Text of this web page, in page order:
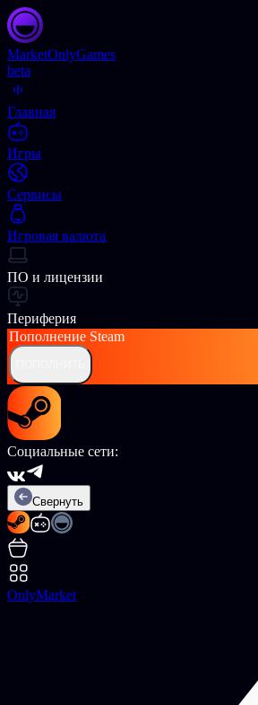
MarketOnlyGames
beta
Главная
Игры
Сервисы
Игровая валюта
ПО и лицензии
Периферия
Пополнение Steam
Социальные сети:
Свернуть
OnlyMarket